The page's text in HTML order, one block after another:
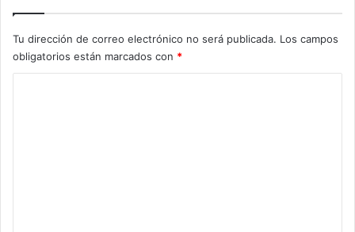
Tu dirección de correo electrónico no será publicada. Los campos
obligatorios están marcados con *